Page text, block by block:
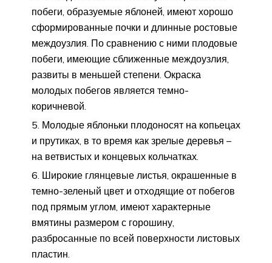
побеги, образуемые яблоней, имеют хорошо
сформированные почки и длинные ростовые
междоузлия. По сравнению с ними плодовые
побеги, имеющие сближенные междоузлия,
развиты в меньшей степени. Окраска
молодых побегов является темно-
коричневой.
Молодые яблоньки плодоносят на копьецах
и прутиках, в то время как зрелые деревья –
на ветвистых и концевых кольчатках.
Широкие глянцевые листья, окрашенные в
темно-зеленый цвет и отходящие от побегов
под прямым углом, имеют характерные
вмятины размером с горошину,
разбросанные по всей поверхности листовых
пластин.